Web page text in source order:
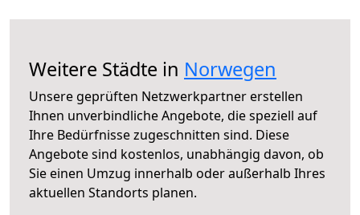
Weitere Städte in Norwegen
Unsere geprüften Netzwerkpartner erstellen
Ihnen unverbindliche Angebote, die speziell auf
Ihre Bedürfnisse zugeschnitten sind. Diese
Angebote sind kostenlos, unabhängig davon, ob
Sie einen Umzug innerhalb oder außerhalb Ihres
aktuellen Standorts planen.